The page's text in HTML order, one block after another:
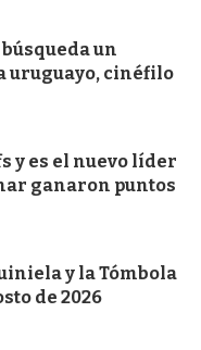
un
uruguayo, cinéfilo
y es el nuevo líder
ganaron puntos
y la Tómbola
de 2026